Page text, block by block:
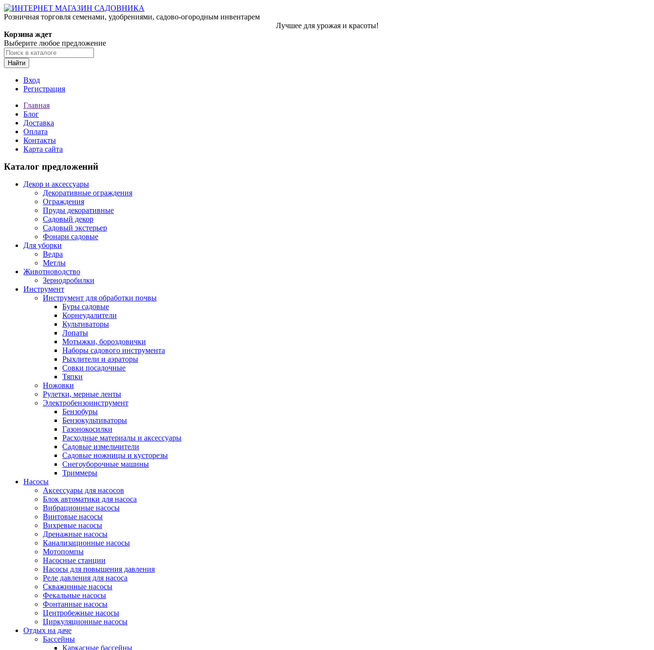
Розничная торговля семенами, удобрениями, садово-огородным инвентарем
Лучшее для урожая и красоты!
Корзина ждет
Выберите любое предложение
Найти
Вход
Регистрация
Главная
Блог
Доставка
Оплата
Контакты
Карта сайта
Каталог предложений
Декор и аксессуары
Декоративные ограждения
Ограждения
Пруды декоративные
Садовый декор
Садовый экстерьер
Фонари садовые
Для уборки
Ведра
Метлы
Животноводство
Зернодробилки
Инструмент
Инструмент для обработки почвы
Буры садовые
Корнеудалители
Культиваторы
Лопаты
Мотыжки, бороздовички
Наборы садового инструмента
Рыхлители и аэраторы
Совки посадочные
Тяпки
Ножовки
Рулетки, мерные ленты
Электробензоинструмент
Бензобуры
Бензокультиваторы
Газонокосилки
Расходные материалы и аксессуары
Садовые измельчители
Садовые ножницы и кусторезы
Снегоуборочные машины
Триммеры
Насосы
Аксессуары для насосов
Блок автоматики для насоса
Вибрационные насосы
Винтовые насосы
Вихревые насосы
Дренажные насосы
Канализационные насосы
Мотопомпы
Насосные станции
Насосы для повышения давления
Реле давления для насоса
Скважинные насосы
Фекальные насосы
Фонтанные насосы
Центробежные насосы
Циркуляционные насосы
Отдых на даче
Бассейны
Каркасные бассейны